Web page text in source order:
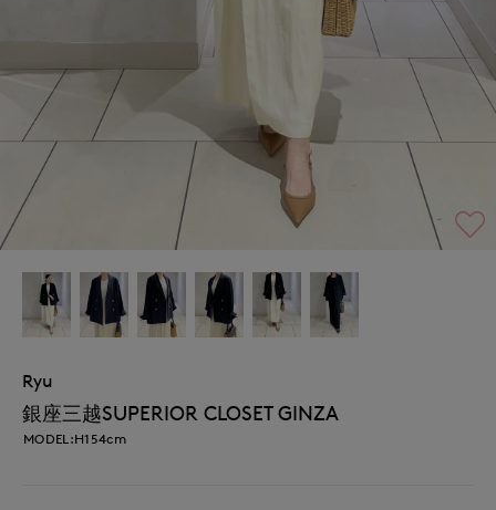
Ryu
銀座三越SUPERIOR CLOSET GINZA
MODEL:H154cm